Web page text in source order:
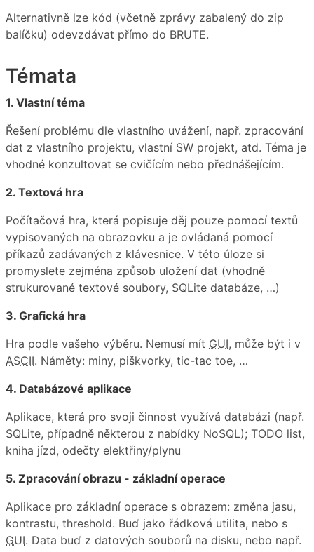
Alternativně lze kód (včetně zprávy zabalený do zip
balíčku) odevzdávat přímo do BRUTE.
Témata
1. Vlastní téma
Řešení problému dle vlastního uvážení, např. zpracování
dat z vlastního projektu, vlastní SW projekt, atd. Téma je
vhodné konzultovat se cvičícím nebo přednášejícím.
2. Textová hra
Počítačová hra, která popisuje děj pouze pomocí textů
vypisovaných na obrazovku a je ovládaná pomocí
příkazů zadávaných z klávesnice. V této úloze si
promyslete zejména způsob uložení dat (vhodně
strukurované textové soubory, SQLite databáze, …)
3. Grafická hra
Hra podle vašeho výběru. Nemusí mít GUI, může být i v
ASCII. Náměty: miny, piškvorky, tic-tac toe, …
4. Databázové aplikace
Aplikace, která pro svoji činnost využívá databázi (např.
SQLite, případně některou z nabídky NoSQL); TODO list,
kniha jízd, odečty elektřiny/plynu
5. Zpracování obrazu - základní operace
Aplikace pro základní operace s obrazem: změna jasu,
kontrastu, threshold. Buď jako řádková utilita, nebo s
GUI. Data buď z datových souborů na disku, nebo např.